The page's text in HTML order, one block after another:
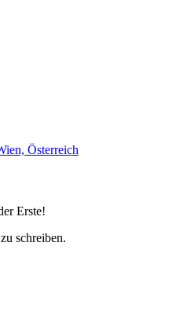
Österreich
Erste!
schreiben.